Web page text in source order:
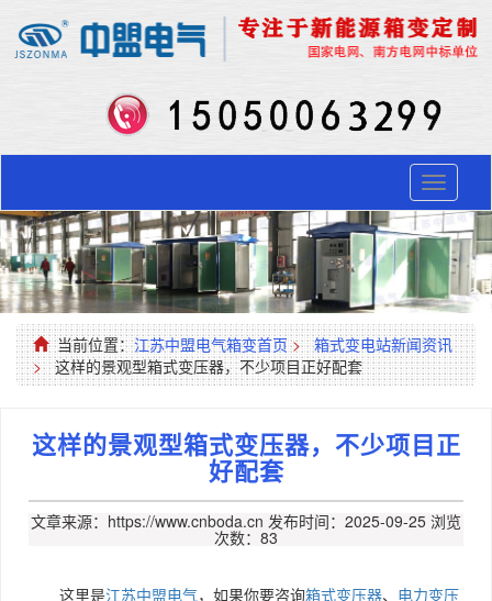
Toggle
当前位置：江苏中盟电气箱变首页 >
箱式变电站新闻资讯
> 这样的景观型箱式变压器，不少项目正好配套
这样的景观型箱式变压器，不少项目正
好配套
文章来源：https://www.cnboda.cn 发布时间：2025-09-25 浏览
次数：83
这里是江苏中盟电气，如果你要咨询箱式变压器、 电力变压